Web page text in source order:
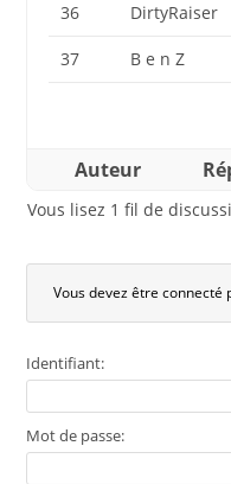
36 DirtyRaiser
37 B e n Z
Auteur
Vous lisez 1 fil de
Vous devez être
Identifiant:
Mot de passe: